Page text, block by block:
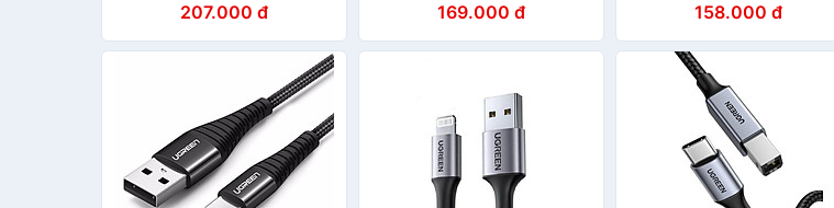
Ugreen 90722 - Hàng chính
hãng
207.000 đ
US373 - Hàng Chính Hãng
169.000 đ
QC4.0 hàng chính hãng
158.000 đ